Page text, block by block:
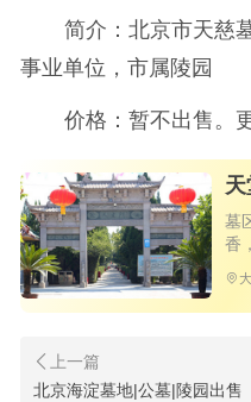
简介：北京市天慈
事业单位，市属陵园
价格：暂不出售。
墓
香
北京海淀墓地|公墓|陵园出售